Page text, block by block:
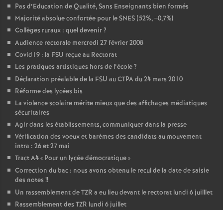
Pas d’Education de Qualité, Sans Enseignants bien formés
Majorité absolue confortée pour le SNES (52%, +0,7%)
Collèges ruraux : quel devenir?
Audience rectorale mercredi 27 février 2008
Covid19 : la FSU reçue au Rectorat
Les pratiques artistiques hors de l’école?
Déclaration préalable de la FSU au CTPA du 24 mars 2010
Réforme des lycées bis
La violence scolaire mérite mieux que des affichages médiatiques
sécuritaires
Agir dans les établissements, communiquer dans la presse
Vérification des voeux et barèmes des candidats au mouvement
intra : 26 et 27 mai
Tract A4 « Pour un lycée démocratique»
Correction du bac : nous avons obtenu le recul de la date de saisie
des notes !!
Un rassemblement de TZR a eu lieu devant le rectorat lundi 6 juilllet
Rassemblement des TZR lundi 6 juillet